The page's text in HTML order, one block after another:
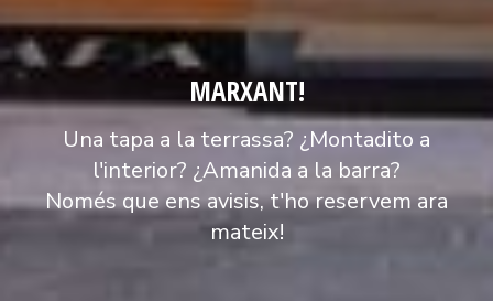
MARXANT!
Una tapa a la terrassa? ¿Montadito a
l'interior? ¿Amanida a la barra?
Només que ens avisis, t'ho reservem ara
mateix!